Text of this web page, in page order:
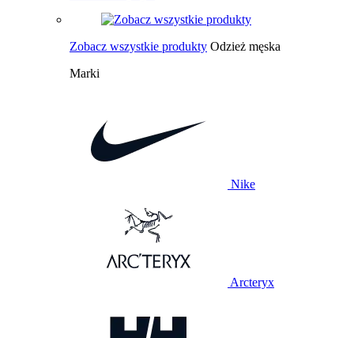
Zobacz wszystkie produkty Odzież męska
Marki
Nike
Arcteryx